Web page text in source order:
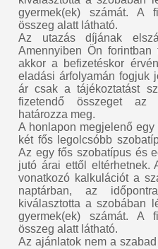
gyermek(ek) számát. A
összeg alatt látható.
Az utazás díjának
Amennyiben Ön
akkor a befizetéskor
eladási árfolyamán fogjuk
ár csak a tájékoztatást
fizetendő összeget az
határozza meg.
A honlapon megjelenő
két fős legolcsóbb
Az egy fős szobatípus és
jutó árai ettől eltérhetnek.
vonatkozó kalkulációt a
naptárban, az
kiválasztotta a szobában
gyermek(ek) számát. A
összeg alatt látható.
Az ajánlatok nem a